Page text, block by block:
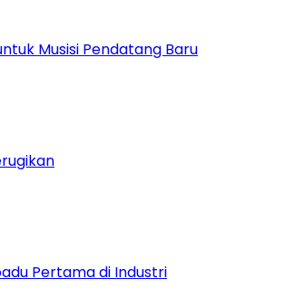
Musisi Pendatang Baru
Pertama di Industri